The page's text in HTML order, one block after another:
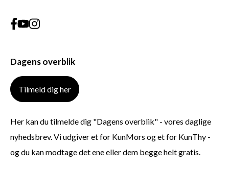
Dagens overblik
Tilmeld dig her
Her kan du tilmelde dig "Dagens overblik" - vores daglige
nyhedsbrev. Vi udgiver et for KunMors og et for KunThy -
og du kan modtage det ene eller dem begge helt gratis.